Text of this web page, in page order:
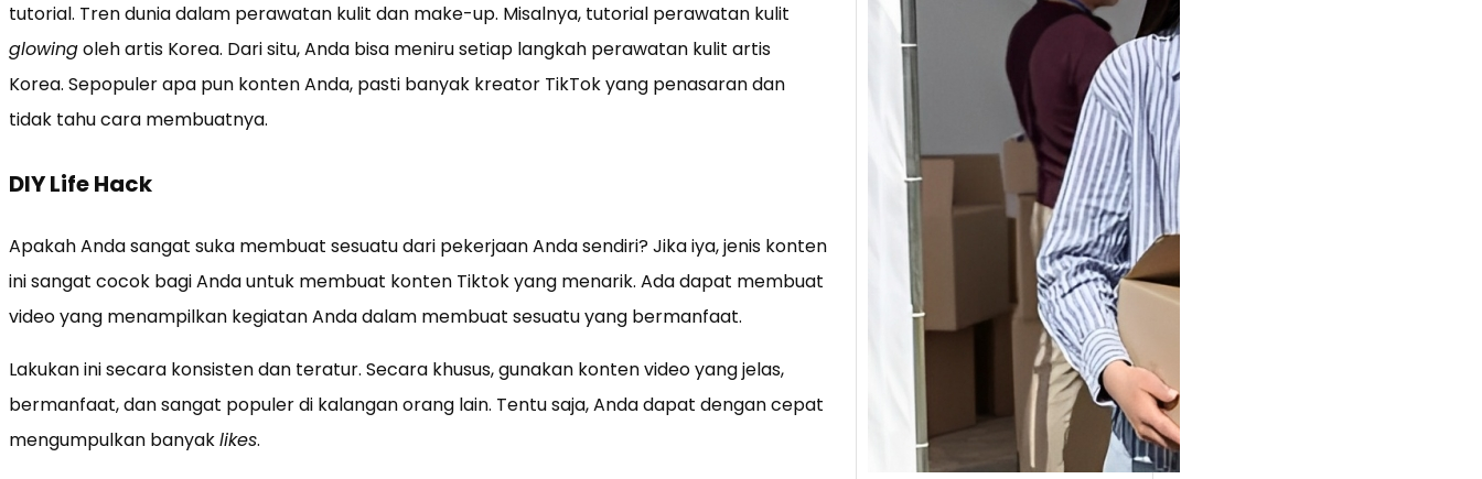
tutorial. Tren dunia dalam perawatan kulit dan make-up. Misalnya, tutorial perawatan kulit
glowingoleh artis Korea. Dari situ, Anda bisa meniru setiap langkah perawatan kulit artis
Korea. Sepopuler apa pun konten Anda, pasti banyak kreator TikTok yang penasaran dan
tidak tahu cara membuatnya.
DIY Life Hack
Apakah Anda sangat suka membuat sesuatu dari pekerjaan Anda sendiri? Jika iya, jenis konten
ini sangat cocok bagi Anda untuk membuat konten Tiktok yang menarik. Ada dapat membuat
video yang menampilkan kegiatan Anda dalam membuat sesuatu yang bermanfaat.
Lakukan ini secara konsisten dan teratur. Secara khusus, gunakan konten video yang jelas,
bermanfaat, dan sangat populer di kalangan orang lain. Tentu saja, Anda dapat dengan cepat
mengumpulkan banyaklikes.
Tik Tok Buat
Jualan, Gimana
Strateginya ?
Baca Juga Cara
Berjualan Di Tiktokshop
TikTok menjadi tempat